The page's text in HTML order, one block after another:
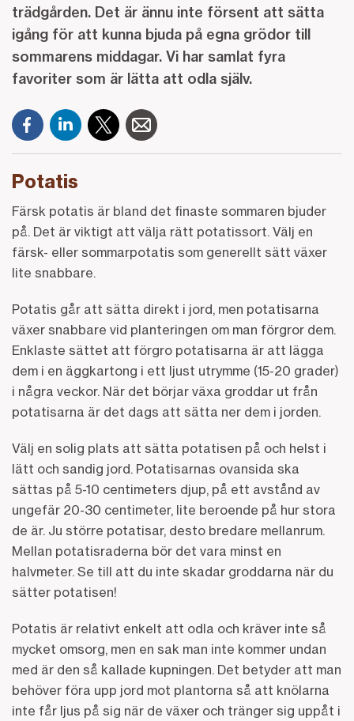
trädgården. Det är ännu inte försent att sätta
igång för att kunna bjuda på egna grödor till
sommarens middagar. Vi har samlat fyra
favoriter som är lätta att odla själv.
Potatis
Färsk potatis är bland det finaste sommaren bjuder
på. Det är viktigt att välja rätt potatissort. Välj en
färsk- eller sommarpotatis som generellt sätt växer
lite snabbare.
Potatis går att sätta direkt i jord, men potatisarna
växer snabbare vid planteringen om man förgror dem.
Enklaste sättet att förgro potatisarna är att lägga
dem i en äggkartong i ett ljust utrymme (15-20 grader)
i några veckor. När det börjar växa groddar ut från
potatisarna är det dags att sätta ner dem i jorden.
Välj en solig plats att sätta potatisen på och helst i
lätt och sandig jord. Potatisarnas ovansida ska
sättas på 5-10 centimeters djup, på ett avstånd av
ungefär 20-30 centimeter, lite beroende på hur stora
de är. Ju större potatisar, desto bredare mellanrum.
Mellan potatisraderna bör det vara minst en
halvmeter. Se till att du inte skadar groddarna när du
sätter potatisen!
Potatis är relativt enkelt att odla och kräver inte så
mycket omsorg, men en sak man inte kommer undan
med är den så kallade kupningen. Det betyder att man
behöver föra upp jord mot plantorna så att knölarna
inte får ljus på sig när de växer och tränger sig uppåt i